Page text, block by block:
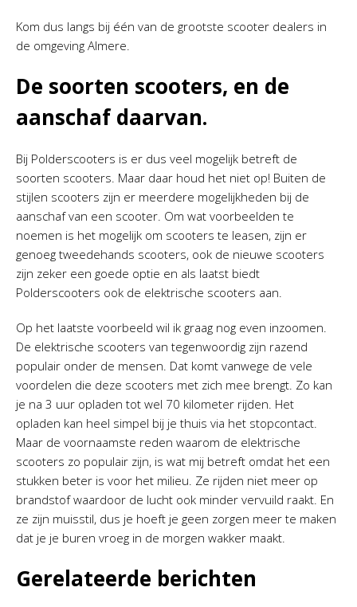
Kom dus langs bij één van de grootste scooter dealers in
de omgeving Almere.
De soorten scooters, en de
aanschaf daarvan.
Bij Polderscooters is er dus veel mogelijk betreft de
soorten scooters. Maar daar houd het niet op! Buiten de
stijlen scooters zijn er meerdere mogelijkheden bij de
aanschaf van een scooter. Om wat voorbeelden te
noemen is het mogelijk om scooters te leasen, zijn er
genoeg tweedehands scooters, ook de nieuwe scooters
zijn zeker een goede optie en als laatst biedt
Polderscooters ook de elektrische scooters aan.
Op het laatste voorbeeld wil ik graag nog even inzoomen.
De elektrische scooters van tegenwoordig zijn razend
populair onder de mensen. Dat komt vanwege de vele
voordelen die deze scooters met zich mee brengt. Zo kan
je na 3 uur opladen tot wel 70 kilometer rijden. Het
opladen kan heel simpel bij je thuis via het stopcontact.
Maar de voornaamste reden waarom de elektrische
scooters zo populair zijn, is wat mij betreft omdat het een
stukken beter is voor het milieu. Ze rijden niet meer op
brandstof waardoor de lucht ook minder vervuild raakt. En
ze zijn muisstil, dus je hoeft je geen zorgen meer te maken
dat je je buren vroeg in de morgen wakker maakt.
Gerelateerde berichten